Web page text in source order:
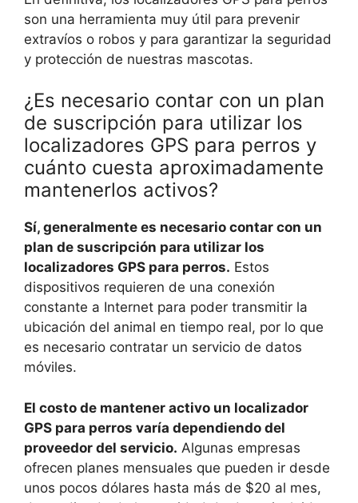
son una herramienta muy útil para prevenir
extravíos o robos y para garantizar la seguridad
y protección de nuestras mascotas.
¿Es necesario contar con un plan
de suscripción para utilizar los
localizadores GPS para perros y
cuánto cuesta aproximadamente
mantenerlos activos?
Sí, generalmente es necesario contar con un
plan de suscripción para utilizar los
localizadores GPS para perros. Estos
dispositivos requieren de una conexión
constante a Internet para poder transmitir la
ubicación del animal en tiempo real, por lo que
es necesario contratar un servicio de datos
móviles.
El costo de mantener activo un localizador
GPS para perros varía dependiendo del
proveedor del servicio. Algunas empresas
ofrecen planes mensuales que pueden ir desde
unos pocos dólares hasta más de $20 al mes,